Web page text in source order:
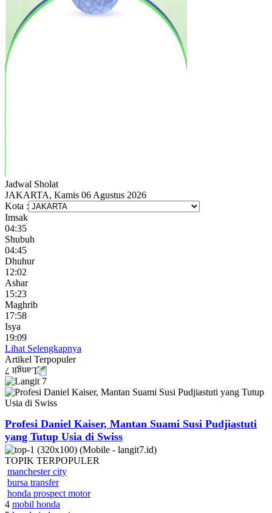
Jadwal Sholat
JAKARTA, Kamis 06 Agustus 2026
Kota :
Imsak
04:35
Shubuh
04:45
Dhuhur
12:02
Ashar
15:23
Maghrib
17:58
Isya
19:09
Lihat Selengkapnya
Artikel Terpopuler
Profesi Daniel Kaiser, Mantan Suami Susi Pudjiastuti
yang Tutup Usia di Swiss
TOPIK TERPOPULER
manchester city
bursa transfer
honda prospect motor
4 mobil honda